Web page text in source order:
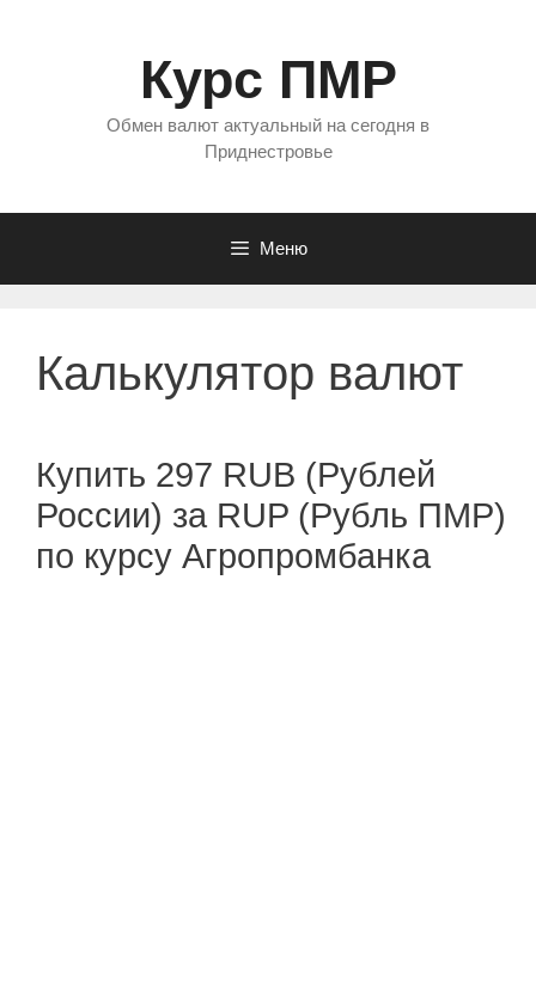
Курс ПМР
Обмен валют актуальный на сегодня в
Приднестровье
Меню
Калькулятор валют
Купить 297 RUB (Рублей
России) за RUP (Рубль ПМР)
по курсу Агропромбанка